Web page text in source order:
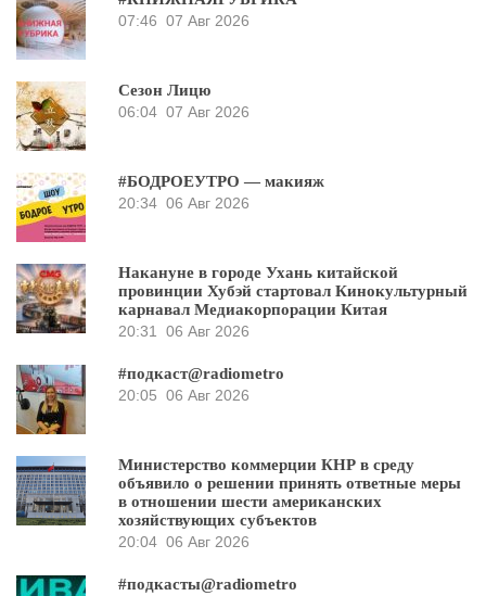
07:46 07 Авг 2026
Сезон Лицю
06:04 07 Авг 2026
#БОДРОЕУТРО — макияж
20:34 06 Авг 2026
Накануне в городе Ухань китайской
провинции Хубэй стартовал Кинокультурный
карнавал Медиакорпорации Китая
20:31
06 Авг 2026
#подкаст@radiometro
20:05 06 Авг 2026
Министерство коммерции КНР в среду
объявило о решении принять ответные меры
в отношении шести американских
хозяйствующих субъектов
20:04 06 Авг 2026
#подкасты@radiometro